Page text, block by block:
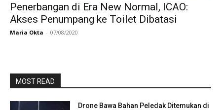
Penerbangan di Era New Normal, ICAO:
Akses Penumpang ke Toilet Dibatasi
Maria Okta - 07/08/2020
MOST READ
Drone Bawa Bahan Peledak Ditemukan di